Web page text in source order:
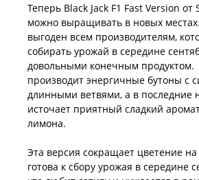
Теперь Black Jack F1 Fast Version от
можно выращивать в новых
выгоден всем производителям,
собирать урожай в середине
довольными конечным продуктом.
производит энергичные бутоны с
длинными ветвями, а в последние
источает приятный сладкий
лимона.
Эта версия сокращает цветение
готова к сбору урожая в середине